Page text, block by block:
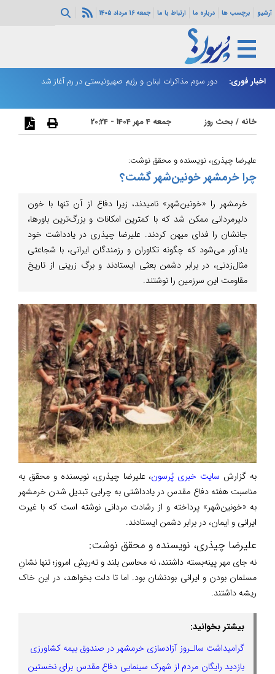
آرشیو برچسب ها درباره ما ارتباط با ما جمعه 16 مرداد 1405
اخبار فوری:
مهمات دور سوم مذاکرات لبنان و رژیم صهیونیستی در رم آغاز شد
خانه / بحث روز جمعه 4 مهر 1404 - 20:24
علیرضا چیذری، نویسنده و محقق نوشت:
چرا خرمشهر خونین‌شهر گشت؟
خرمشهر را «خونین‌شهر» نامیدند، زیرا دفاع از آن تنها با خون
دلیرمردانی ممکن شد که با کمترین امکانات و بزرگ‌ترین باورها،
جانشان را فدای میهن کردند. علیرضا چیذری در یادداشت خود
یادآور می‌شود که چگونه تکاوران و رزمندگان ایرانی، با شجاعتی
مثال‌زدنی، در برابر دشمن بعثی ایستادند و برگ زرینی از تاریخ
مقاومت این سرزمین را نوشتند.
به گزارش سایت خبری پُرسون، علیرضا چیذری، نویسنده و محقق به
مناسبت هفته دفاع مقدس در یادداشتی به چرایی تبدیل شدن خرمشهر
به «خونین‌شهر» پرداخته و از رشادت مردانی نوشته است که با غیرت
ایرانی و ایمان، در برابر دشمن ایستادند.
علیرضا چیذری، نویسنده و محقق نوشت:
نه جای مهر پینه‌بسته داشتند، نه محاسن بلند و ته‌ریشِ امروز؛ تنها نشانِ
مسلمان بودن و ایرانی بودنشان بود. اما تا دلت بخواهد، در این خاک
ریشه داشتند.
بیشتر بخوانید:
گرامیداشت سالـروز آزادسازی خرمشهر در صندوق بیمه کشاورزی
بازدید رایگان مردم از شهرک سینمایی دفاع مقدس برای نخستین